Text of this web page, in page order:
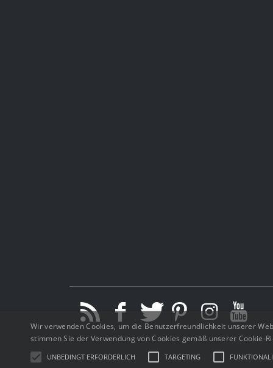
Wir verwenden Cookies, um die Benutzerfreundlichkeit unserer
stimmen Sie der Verwendung von Cookies gemäß unserer Cookie-
UNBEDINGT ERFORDERLICH TARGETING